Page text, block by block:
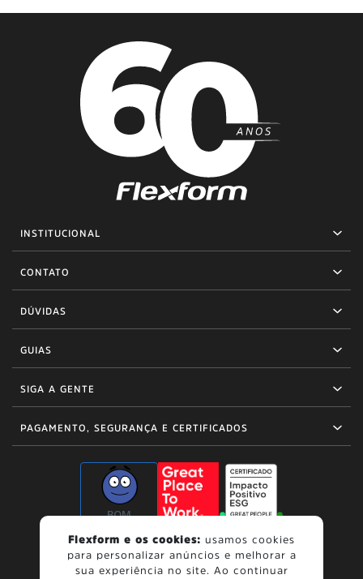
INSTITUCIONAL
CONTATO
DÚVIDAS
GUIAS
SIGA A GENTE
PAGAMENTO, SEGURANÇA E CERTIFICADOS
BOM
Flexform e os cookies: usamos cookies
para personalizar anúncios e melhorar a
sua experiência no site. Ao continuar